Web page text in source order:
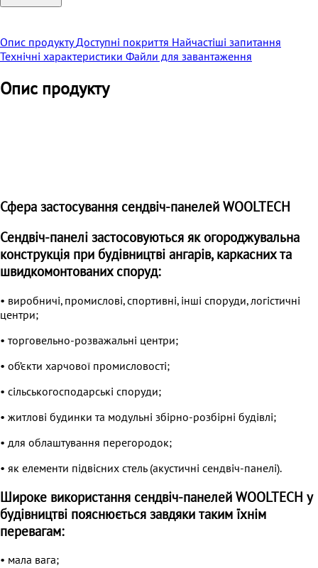
Опис продуктуДоступні покриття Найчастіші запитання
Технічні характеристики Файли для завантаження
Опис продукту
Сфера застосування сендвіч-панелей WOOLTECH
Сендвіч-панелі застосовуються як огороджувальна
конструкція при будівництві ангарів, каркасних та
швидкомонтованих споруд:
• виробничі, промислові, спортивні, інші споруди, логістичні
центри;
• торговельно-розважальні центри;
• об’єкти харчової промисловості;
• сільськогосподарські споруди;
• житлові будинки та модульні збірно-розбірні будівлі;
• для облаштування перегородок;
• як елементи підвісних стель (акустичні сендвіч-панелі).
Широке використання сендвіч-панелей WOOLTECH у
будівництві пояснюється завдяки таким їхнім
перевагам:
• мала вага;